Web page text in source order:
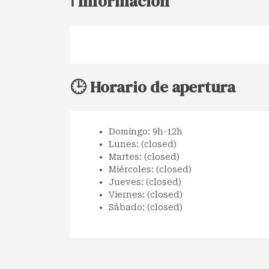
🕒 Horario de apertura
Domingo: 9h-12h
Lunes: (closed)
Martes: (closed)
Miércoles: (closed)
Jueves: (closed)
Viernes: (closed)
Sábado: (closed)